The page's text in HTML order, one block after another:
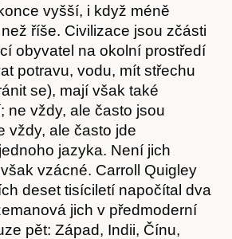
vyšší, i když méně
říše. Civilizace jsou zčásti
obyvatel na okolní prostředí
potravu, vodu, mít střechu
se), mají však také
ne vždy, ale často jsou
vždy, ale často jde
jazyka. Není jich
vzácné. Carroll Quigley
deset tisíciletí napočítal dva
jich v předmoderní
pět: Západ, Indii, Čínu,